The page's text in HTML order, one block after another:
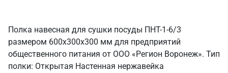
Полка навесная для сушки посуды ПНТ-1-6/3
размером 600х300х300 мм для предприятий
общественного питания от ООО «Регион Воронеж». Тип
полки: Открытая Настенная нержавейка